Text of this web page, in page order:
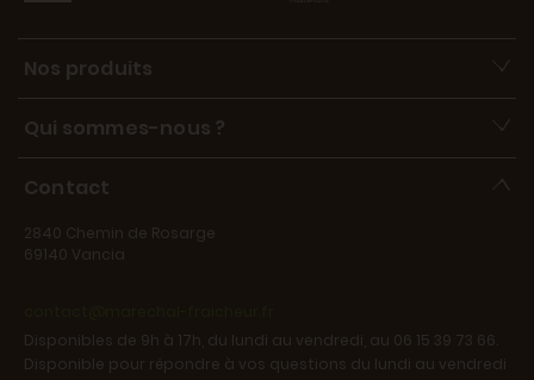
Nos produits
Qui sommes-nous ?
Contact
2840 Chemin de Rosarge
69140 Vancia
Disponibles de 9h à 17h, du lundi au vendredi, au 06 15 39 73 66.
Disponible pour répondre à vos questions du lundi au vendredi